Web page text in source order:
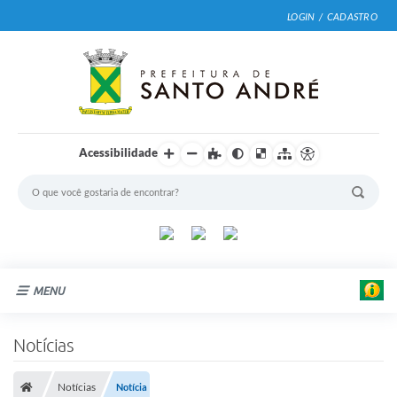
LOGIN / CADASTRO
Acessibilidade
MENU
Notícias
Notícias Notícia